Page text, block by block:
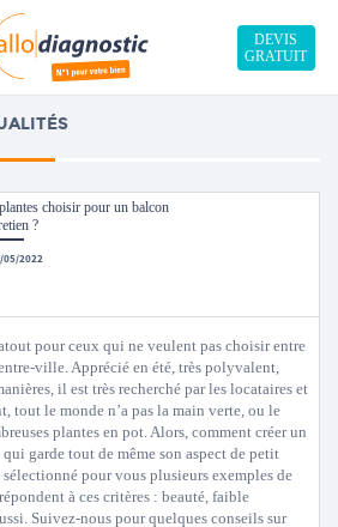
DEVIS
GRATUIT
choisir pour un balcon
?
05/2022
pour ceux qui ne veulent pas choisir entre
ville. Apprécié en été, très polyvalent,
il est très recherché par les locataires et
tout le monde n’a pas la main verte, ou le
plantes en pot. Alors, comment créer un
garde tout de même son aspect de petit
pour vous plusieurs exemples de
à ces critères : beauté, faible
Suivez-nous pour quelques conseils sur